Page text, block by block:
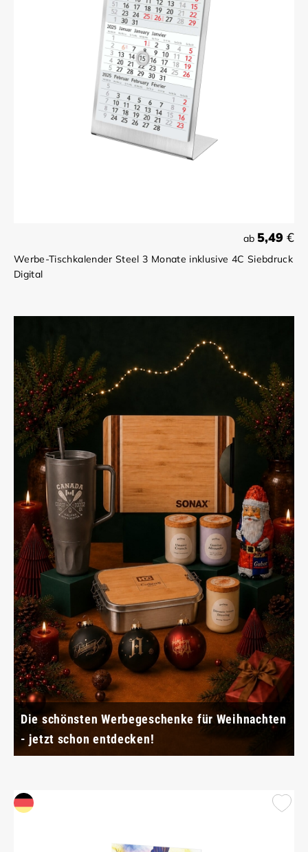
ab 5,49 €
Werbe-Tischkalender Steel 3 Monate inklusive 4C Siebdruck
Digital
Die schönsten Werbegeschenke für Weihnachten
- jetzt schon entdecken!